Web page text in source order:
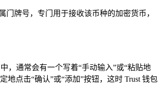
牌号，专门用于接收该币种的加密货币，
，通常会有一个写着“手动输入”或“粘贴地
点击“确认”或“添加”按钮，这时 Trust 钱包